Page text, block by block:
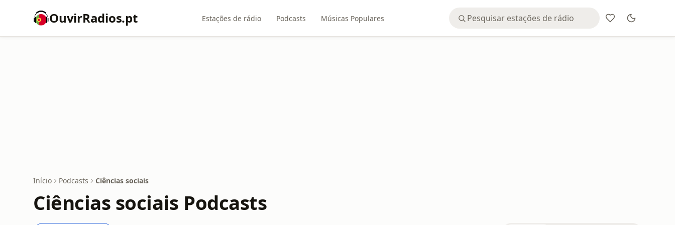
OuvirRadios.pt Estações de rádio Podcasts Músicas Populares
Início Podcasts Ciências sociais
Ciências sociais Podcasts